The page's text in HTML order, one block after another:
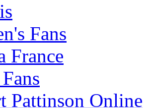
Fans
France
Pattinson Online